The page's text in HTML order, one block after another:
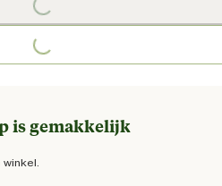
Loading...
Loading...
is gemakkelijk